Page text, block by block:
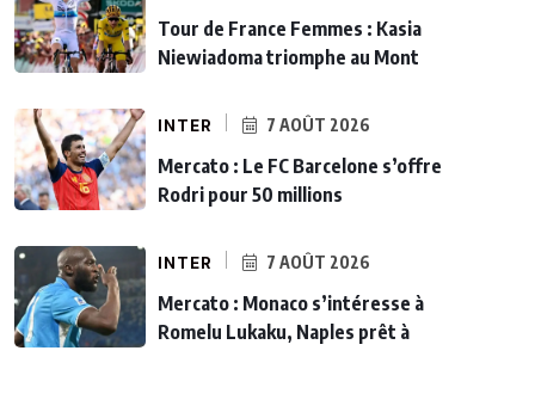
Tour de France Femmes : Kasia
Niewiadoma triomphe au Mont
INTER 7 AOÛT 2026
Mercato : Le FC Barcelone s’offre
Rodri pour 50 millions
INTER 7 AOÛT 2026
Mercato : Monaco s’intéresse à
Romelu Lukaku, Naples prêt à